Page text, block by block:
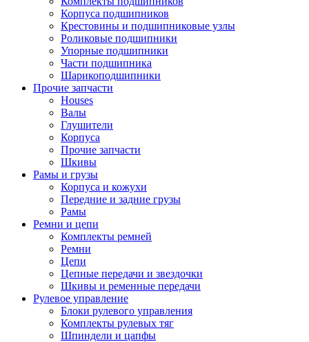
Корпуса подшипников
Крестовины и подшипниковые узлы
Роликовые подшипники
Упорные подшипники
Части подшипника
Шарикоподшипники
Прочие запчасти
Houses
Валы
Глушители
Корпуса
Прочие запчасти
Шкивы
Рамы и грузы
Корпуса и кожухи
Передние и задние грузы
Рамы
Ремни и цепи
Комплекты ремней
Ремни
Цепи
Цепные передачи и звездочки
Шкивы и ременные передачи
Рулевое управление
Блоки рулевого управления
Комплекты рулевых тяг
Шпиндели и цапфы